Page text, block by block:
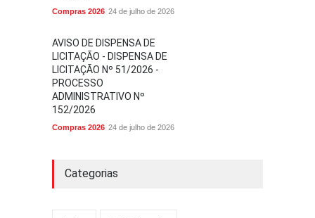
Compras 2026 24 de julho de 2026
AVISO DE DISPENSA DE
LICITAÇÃO - DISPENSA DE
LICITAÇÃO Nº 51/2026 -
PROCESSO
ADMINISTRATIVO Nº
152/2026
Compras 2026 24 de julho de 2026
Categorias